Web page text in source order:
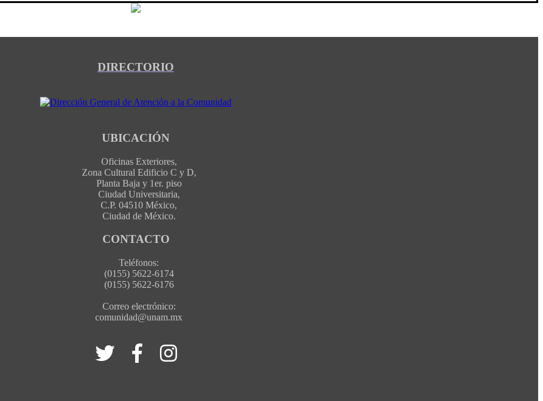
DIRECTORIO
UBICACIÓN
Oficinas Exteriores,
Zona Cultural Edificio C y D,
Planta Baja y 1er. piso
Ciudad Universitaria,
C.P. 04510 México,
Ciudad de México.
CONTACTO
Teléfonos:
(0155) 5622-6174
(0155) 5622-6176
Correo electrónico:
comunidad@unam.mx